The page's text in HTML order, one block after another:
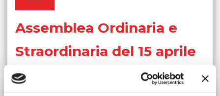
ETHICS OFFICE
Assemblea Ordinaria e
Straordinaria del 15 aprile
2026